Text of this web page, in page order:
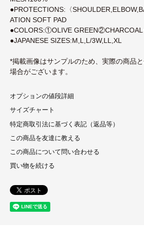
●PROTECTIONS:〈
ATION SOFT PAD
●COLORS:①OLIVE GREEN②CHARCOAL
●JAPANESE SIZES:M,L,L/3W,LL,XL
*掲載画像はサンプルのため、実際の商品
場合がございます。
オプションの値段詳細
サイズチャート
特定商取引法に基づく表記（返品等）
この商品を友達に教える
この商品について問い合わせる
買い物を続ける